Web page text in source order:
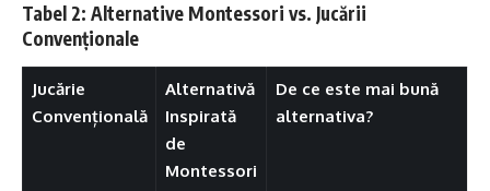
Tabel 2: Alternative Montessori vs. Jucării
Convenționale
Jucărie
Convențională
Alternativă
Inspirată
de
Montessori
De ce este mai bună
alternativa?